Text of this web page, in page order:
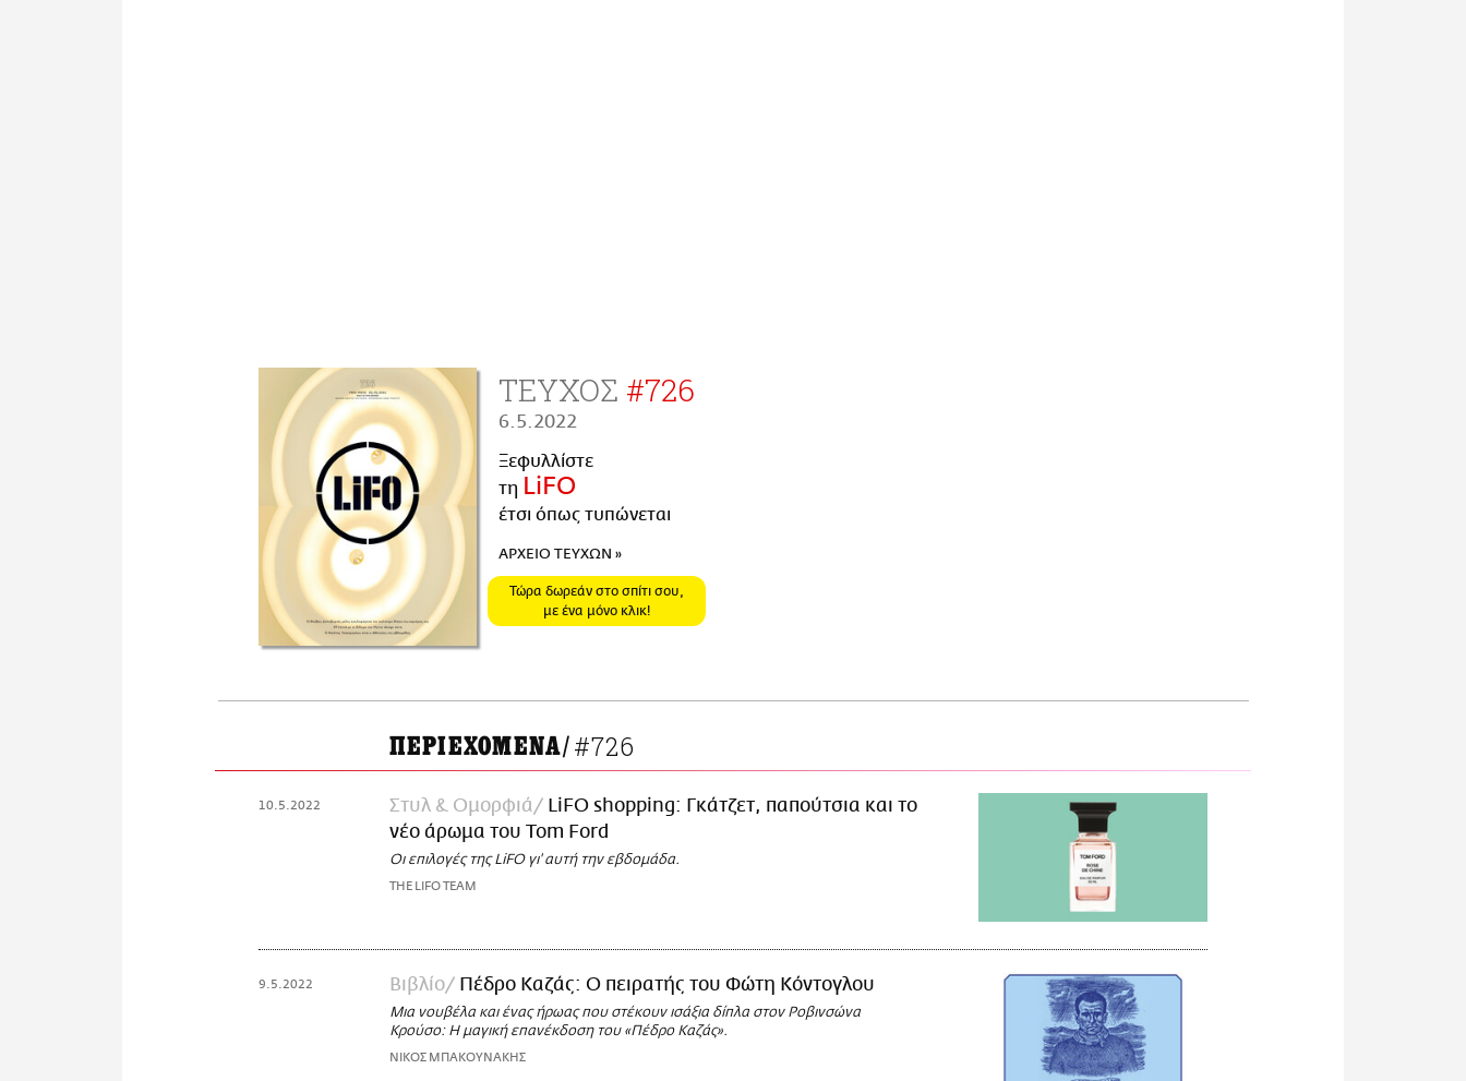
ΤΕΥΧΟΣ #726
6.5.2022
Ξεφυλλίστε
τη LiFO
έτσι όπως τυπώνεται
ΑΡΧΕΙΟ ΤΕΥΧΩΝ »
Τώρα δωρεάν στο σπίτι σου,
με ένα μόνο κλικ!
ΠΕΡΙΕΧΟΜΕΝΑ/#726
10.5.2022 Στυλ & Ομορφιά
LiFO shopping: Γκάτζετ, παπούτσια και το
νέο άρωμα του Tom Ford
Οι επιλογές της LiFO γι' αυτή την εβδομάδα.
THE LIFO TEAM
9.5.2022 Βιβλίο Πέδρο Καζάς: Ο πειρατής του Φώτη Κόντογλου
Μια νουβέλα και ένας ήρωας που στέκουν ισάξια δίπλα στον Ροβινσώνα
Κρούσο: Η μαγική επανέκδοση του «Πέδρο Καζάς».
ΝΙΚΟΣ ΜΠΑΚΟΥΝΑΚΗΣ